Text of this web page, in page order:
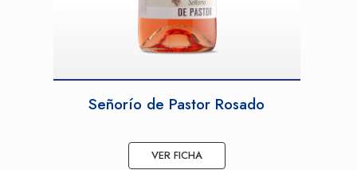
Señorío de Pastor Rosado
VER FICHA